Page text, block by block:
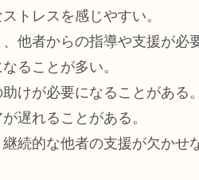
トレスを感じやすい。
他者からの指導や支援が必
ることが多い。
けが必要になることがある。
遅れることがある。
続的な他者の支援が欠かせ